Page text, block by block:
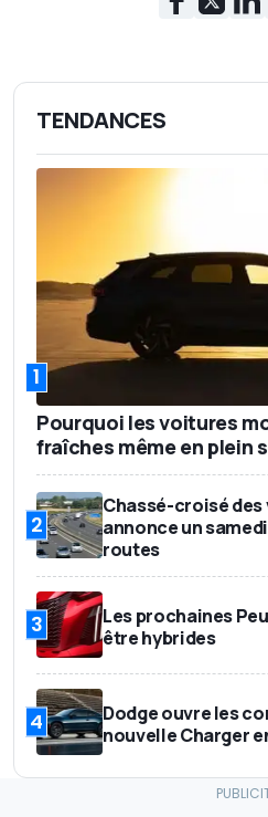
TENDANCES
1
Pourquoi les voitures
fraîches même en plein
2
Chassé-croisé des
annonce un
routes
3
Les prochaines
être hybrides
4
Dodge ouvre les
nouvelle Charger